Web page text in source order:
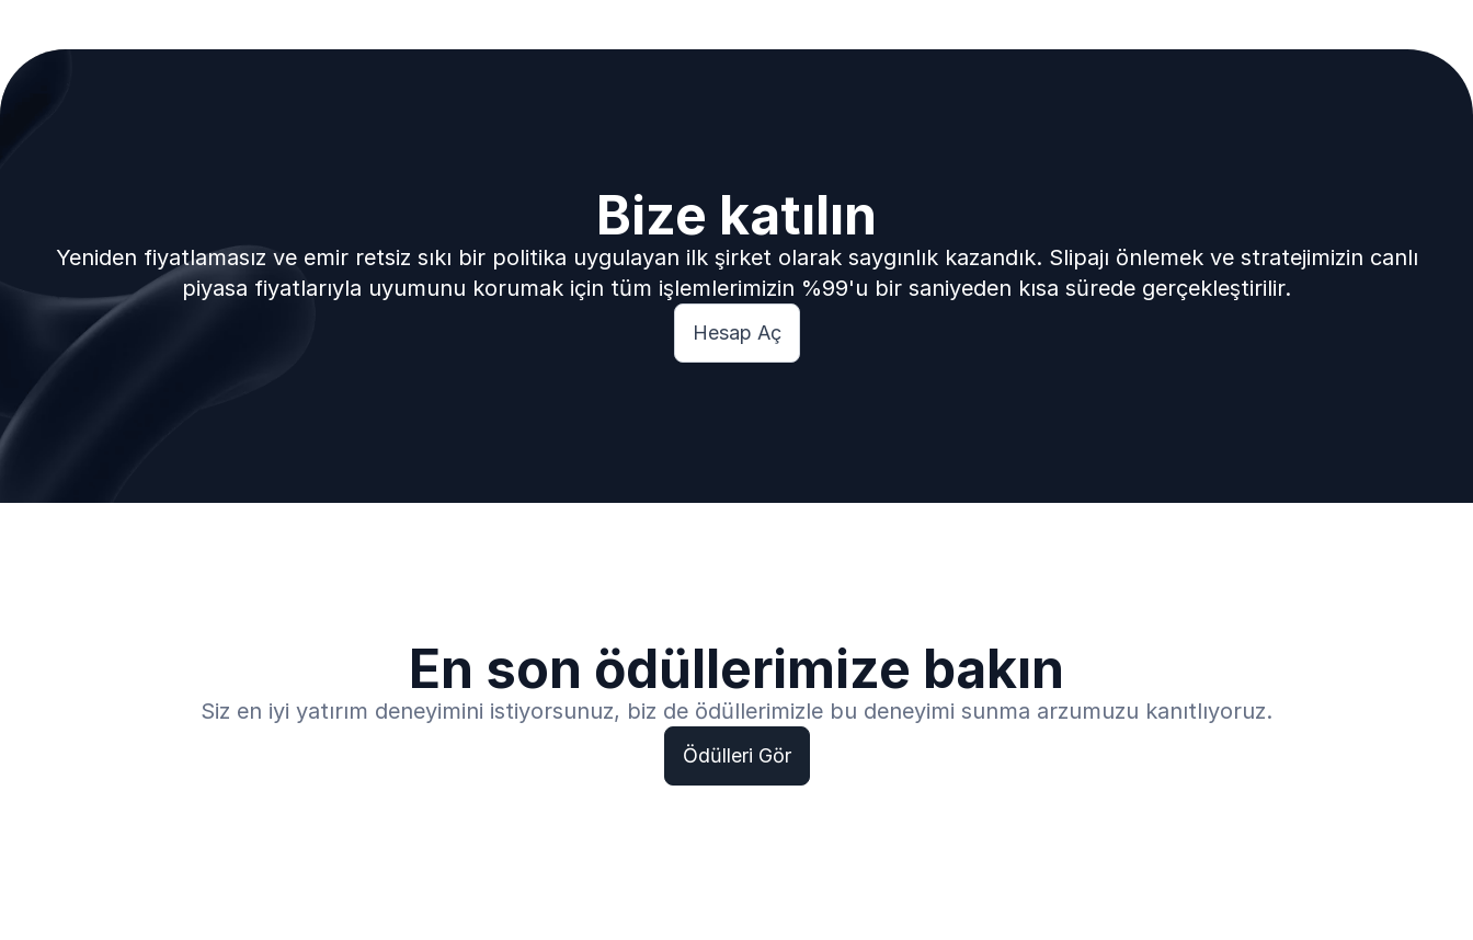
Bize katılın
Yeniden fiyatlamasız ve emir retsiz sıkı bir politika uygulayan ilk şirket olarak saygınlık kazandık. Slipajı önlemek ve stratejimizin canlı
piyasa fiyatlarıyla uyumunu korumak için tüm işlemlerimizin %99'u bir saniyeden kısa sürede gerçekleştirilir.
Hesap Aç
En son ödüllerimize bakın
Siz en iyi yatırım deneyimini istiyorsunuz, biz de ödüllerimizle bu deneyimi sunma arzumuzu kanıtlıyoruz.
Ödülleri Gör